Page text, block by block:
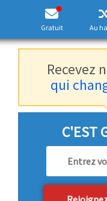
Gratuit Au
Recevez
qui
C'EST